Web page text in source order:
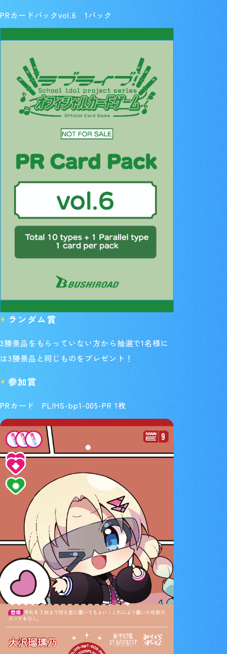
PRカードパックvol.6 1パック
ランダム賞
3勝景品をもらっていない方から抽選で1名様に
は3勝景品と同じものをプレゼント！
参加賞
PRカード PL!HS-bp1-005-PR 1枚